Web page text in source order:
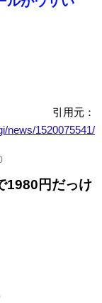
引用元：
news/1520075541/
1980円だっけ